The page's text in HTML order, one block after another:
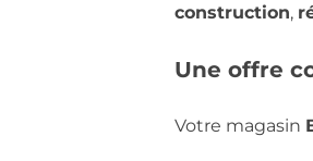
construction,
Une offre
Votre magasin